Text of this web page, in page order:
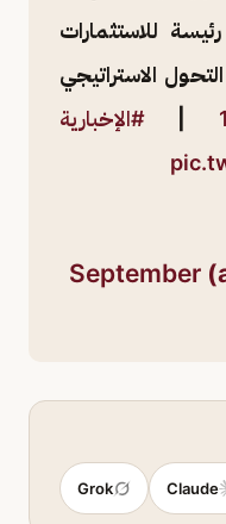
للاستثمارات
الاستراتيجي
#الإخبارية
September
Claude
Grok